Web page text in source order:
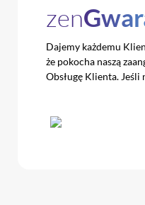
zen
Dajemy każdemu
że pokocha naszą
Obsługę Klienta.